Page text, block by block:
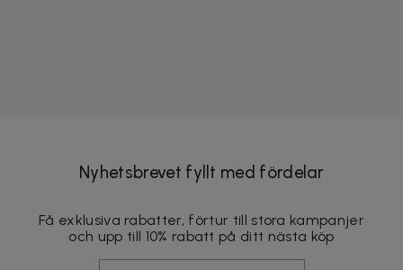
Nyhetsbrevet fyllt med fördelar
Få exklusiva rabatter, förtur till stora kampanjer
och upp till 10% rabatt på ditt nästa köp